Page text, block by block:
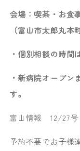
会場：喫茶・お食
（富山市太郎丸本
・個別相談の時間
・新病院オープン
す。
富山情報 12/27
予約不要でお子様